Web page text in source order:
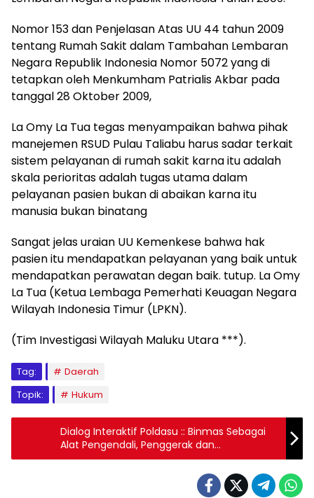
Nomor 153 dan Penjelasan Atas UU 44 tahun 2009
tentang Rumah Sakit dalam Tambahan Lembaran
Negara Republik Indonesia Nomor 5072 yang di
tetapkan oleh Menkumham Patrialis Akbar pada
tanggal 28 Oktober 2009,
La Omy La Tua tegas menyampaikan bahwa pihak
manejemen RSUD Pulau Taliabu harus sadar terkait
sistem pelayanan di rumah sakit karna itu adalah
skala perioritas adalah tugas utama dalam
pelayanan pasien bukan di abaikan karna itu
manusia bukan binatang
Sangat jelas uraian UU Kemenkese bahwa hak
pasien itu mendapatkan pelayanan yang baik untuk
mendapatkan perawatan degan baik. tutup. La Omy
La Tua (Ketua Lembaga Pemerhati Keuagan Negara
Wilayah Indonesia Timur (LPKN).
(Tim Investigasi Wilayah Maluku Utara ***).
Tag:
Daerah
Topik:
Hukum
Dialog Interaktif Poldasu :: Binmas Sebagai
Alat Pengendali, Penggerak dan
Pemberdaya Masyarakat Dalam
Mewujudkan Keamanan, Ketertiban dan